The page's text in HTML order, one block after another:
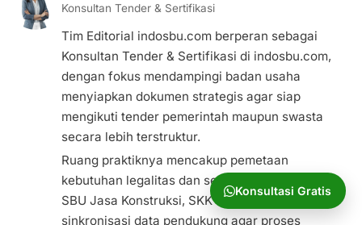
Konsultan Tender & Sertifikasi
Tim Editorial indosbu.com berperan sebagai
Konsultan Tender & Sertifikasi di indosbu.com,
dengan fokus mendampingi badan usaha
menyiapkan dokumen strategis agar siap
mengikuti tender pemerintah maupun swasta
secara lebih terstruktur.
Ruang praktiknya mencakup pemetaan
kebutuhan legalitas dan sertifikasi, mulai dari
SBU Jasa Konstruksi, SKK Konstruksi, hingga
sinkronisasi data pendukung agar proses
Konsultasi Gratis